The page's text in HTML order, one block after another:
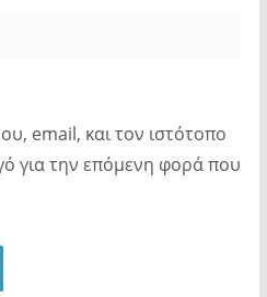
email, και τον ιστότοπο
για την επόμενη φορά που